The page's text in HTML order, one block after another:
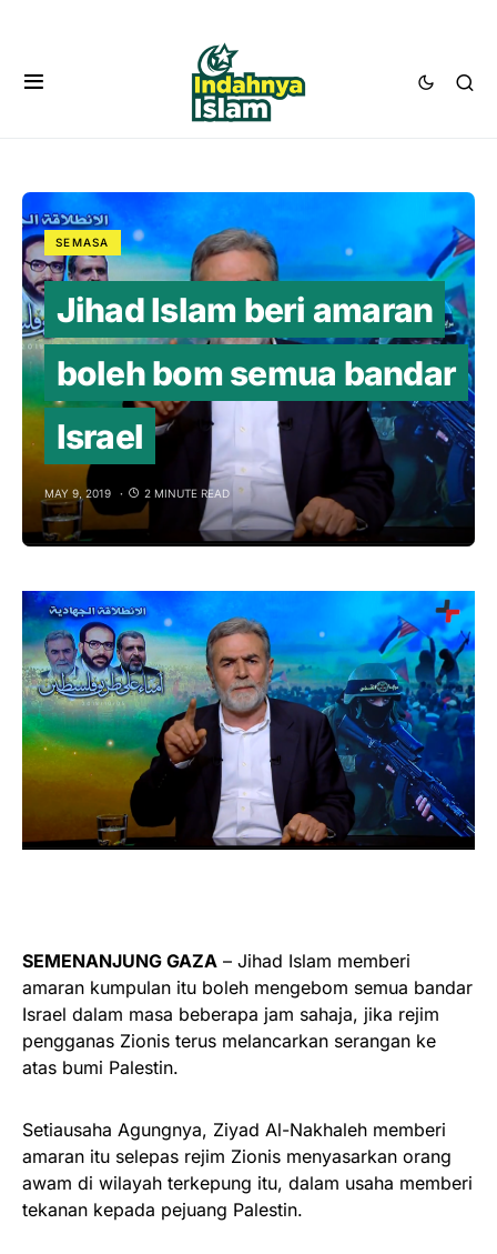
SEMASA
Jihad Islam beri amaran
boleh bom semua bandar
Israel
MAY 9, 2019 2 MINUTE READ
SEMENANJUNG GAZA – Jihad Islam memberi
amaran kumpulan itu boleh mengebom semua bandar
Israel dalam masa beberapa jam sahaja, jika rejim
pengganas Zionis terus melancarkan serangan ke
atas bumi Palestin.
Setiausaha Agungnya, Ziyad Al-Nakhaleh memberi
amaran itu selepas rejim Zionis menyasarkan orang
awam di wilayah terkepung itu, dalam usaha memberi
tekanan kepada pejuang Palestin.